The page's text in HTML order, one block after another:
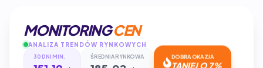
MONITORINGCEN
ANALIZA TRENDÓW RYNKOWYCH
30 DNI MIN. ŚREDNIA RYNKOWA DOBRA OKAZJA